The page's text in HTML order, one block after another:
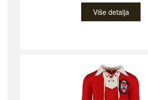
Više detalja